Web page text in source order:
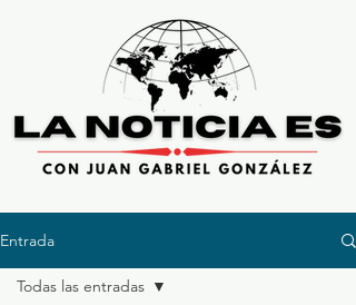
Entrada
Todas las entradas